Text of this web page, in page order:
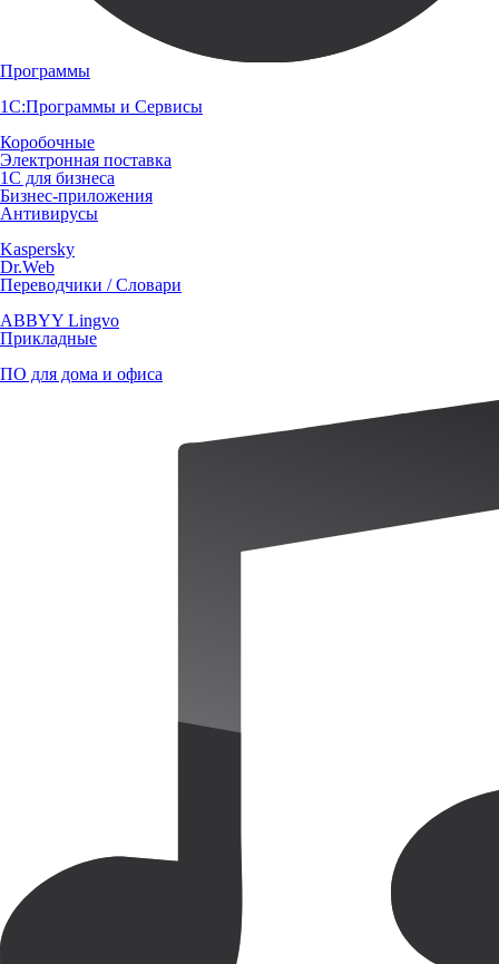
Программы
1С:Программы и Сервисы
Коробочные
Электронная поставка
1С для бизнеса
Бизнес-приложения
Антивирусы
Kaspersky
Dr.Web
Переводчики / Словари
ABBYY Lingvo
Прикладные
ПО для дома и офиса